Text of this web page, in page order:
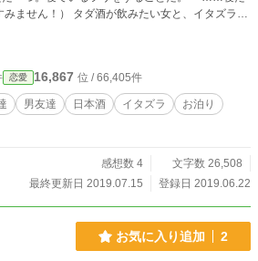
恋愛 16,867 位 / 66,405件
男友達 日本酒 イタズラ
お泊り
感想数 4
文字数 26,508
最終更新日 2019.07.15
登録日 2019.06.22
お気に入り追加 2